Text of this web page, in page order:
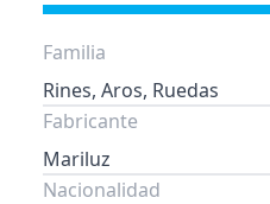
Familia
Rines, Aros, Ruedas
Fabricante
Mariluz
Nacionalidad